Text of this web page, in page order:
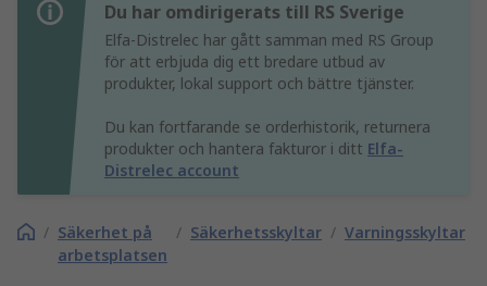
Du har omdirigerats till RS Sverige
Elfa-Distrelec har gått samman med RS Group
för att erbjuda dig ett bredare utbud av
produkter, lokal support och bättre tjänster.
Du kan fortfarande se orderhistorik, returnera
produkter och hantera fakturor i ditt Elfa-
Distrelec account
/ Säkerhet på
arbetsplatsen
/ Säkerhetsskyltar / Varningsskyltar